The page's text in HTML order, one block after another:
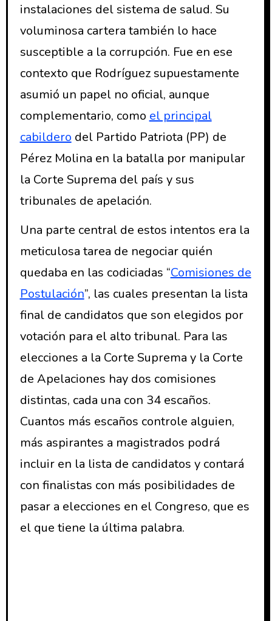
instalaciones del sistema de salud. Su
voluminosa cartera también lo hace
susceptible a la corrupción. Fue en ese
contexto que Rodríguez supuestamente
asumió un papel no oficial, aunque
complementario, comoel principal
cabilderodel Partido Patriota (PP) de
Pérez Molina en la batalla por manipular
la Corte Suprema del país y sus
tribunales de apelación.
Una parte central de estos intentos era la
meticulosa tarea de negociar quién
quedaba en las codiciadas “Comisiones de
Postulación”, las cuales presentan la lista
final de candidatos que son elegidos por
votación para el alto tribunal. Para las
elecciones a la Corte Suprema y la Corte
de Apelaciones hay dos comisiones
distintas, cada una con 34 escaños.
Cuantos más escaños controle alguien,
más aspirantes a magistrados podrá
incluir en la lista de candidatos y contará
con finalistas con más posibilidades de
pasar a elecciones en el Congreso, que es
el que tiene la última palabra.